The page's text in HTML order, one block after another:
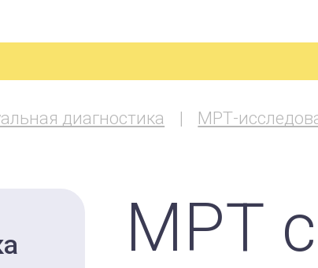
диагностика МРТ-
МРТ